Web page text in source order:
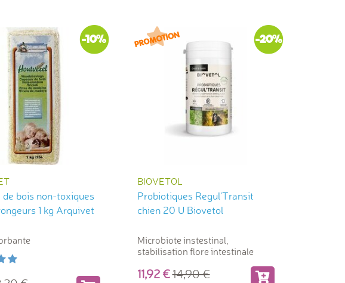
-10%
de bois non-toxiques
1 kg Arquivet
-20%
BIOVETOL
Probiotiques Regul'Transit
chien 20 U Biovetol
Microbiote instestinal,
stabilisation flore intestinale
11,9214,90